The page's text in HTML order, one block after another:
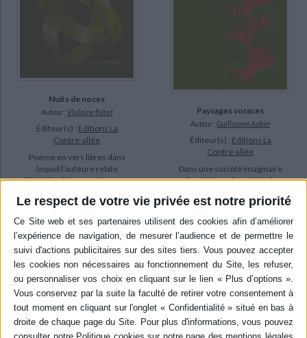
Le respect de votre vie privée est notre priorité
Nuits de noces
Auteur : Violaine Bérot
Éditeur(s) : Editions La
Contre-allée
Poème en vers libres dans
lequel l'auteure relate
l'histoire d'amour entre une
©Electre 2026
15,00 €
*stock limité
AJOUTER AU PANIER
Paysages voraces
Auteur : Guillaume Aubin
Éditeur(s) : Editions La
Contre-allée
Dans une société imaginaire
dominée par la crainte de
végétal et animal qui se
lui échapper, les femmes
prennent le jaune, substance
qui les protège en rendant
leur corps toxique.
L'historienne Marir Tomé
émet ...
22,00 €
Expédié sous 10 à 15 j.